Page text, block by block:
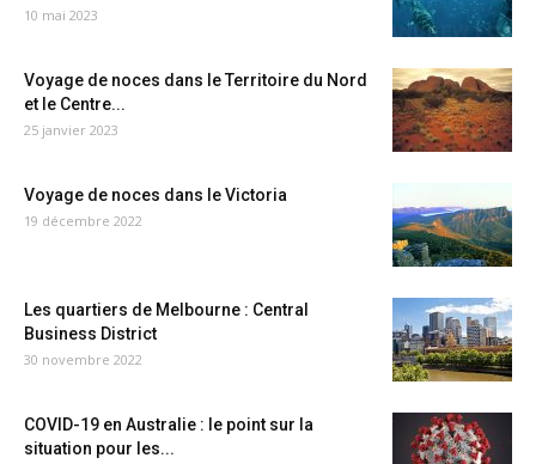
10 mai 2023
Voyage de noces dans le Territoire du Nord
et le Centre...
25 janvier 2023
Voyage de noces dans le Victoria
19 décembre 2022
Les quartiers de Melbourne : Central
Business District
30 novembre 2022
COVID-19 en Australie : le point sur la
situation pour les...